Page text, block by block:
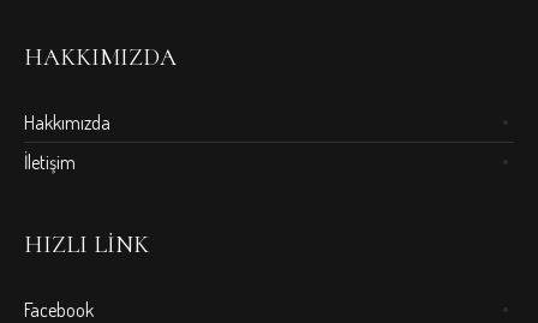
HAKKIMIZDA
Hakkımızda
İletişim
HIZLI LINK
Facebook